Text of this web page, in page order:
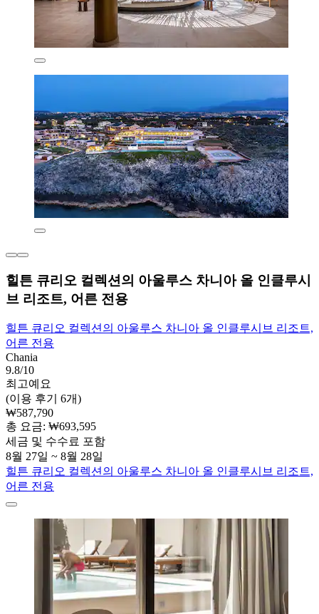
힐튼 큐리오 컬렉션의 아울루스 차니아 올 인클루시
브 리조트, 어른 전용
힐튼 큐리오 컬렉션의 아울루스 차니아 올 인클루시브 리조트,
어른 전용
Chania
9.8/10
최고예요
(이용 후기 6개)
₩587,790
총 요금: ₩693,595
세금 및 수수료 포함
8월 27일 ~ 8월 28일
힐튼 큐리오 컬렉션의 아울루스 차니아 올 인클루시브 리조트,
어른 전용